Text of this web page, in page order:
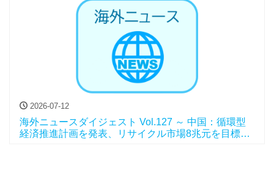
2026-07-12
海外ニュースダイジェスト Vol.127 ～ 中国：循環型
経済推進計画を発表、リサイクル市場8兆元を目標